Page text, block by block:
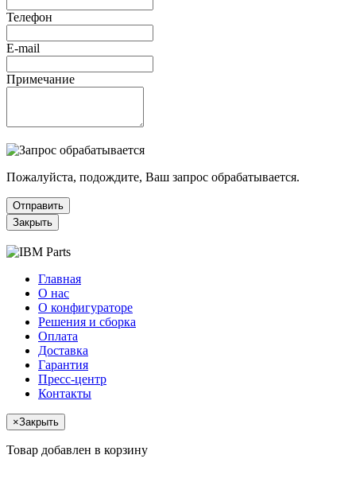
Телефон
E-mail
Примечание
Пожалуйста, подождите, Ваш запрос обрабатывается.
Отправить
Закрыть
Главная
О нас
О конфигураторе
Решения и сборка
Оплата
Доставка
Гарантия
Пресс-центр
Контакты
×Закрыть
Товар добавлен в корзину